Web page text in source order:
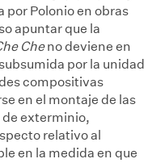
Polonio en obras
apuntar que la
Cheno deviene en
por la unidad
compositivas
en el montaje de las
de exterminio,
relativo al
en la medida en que